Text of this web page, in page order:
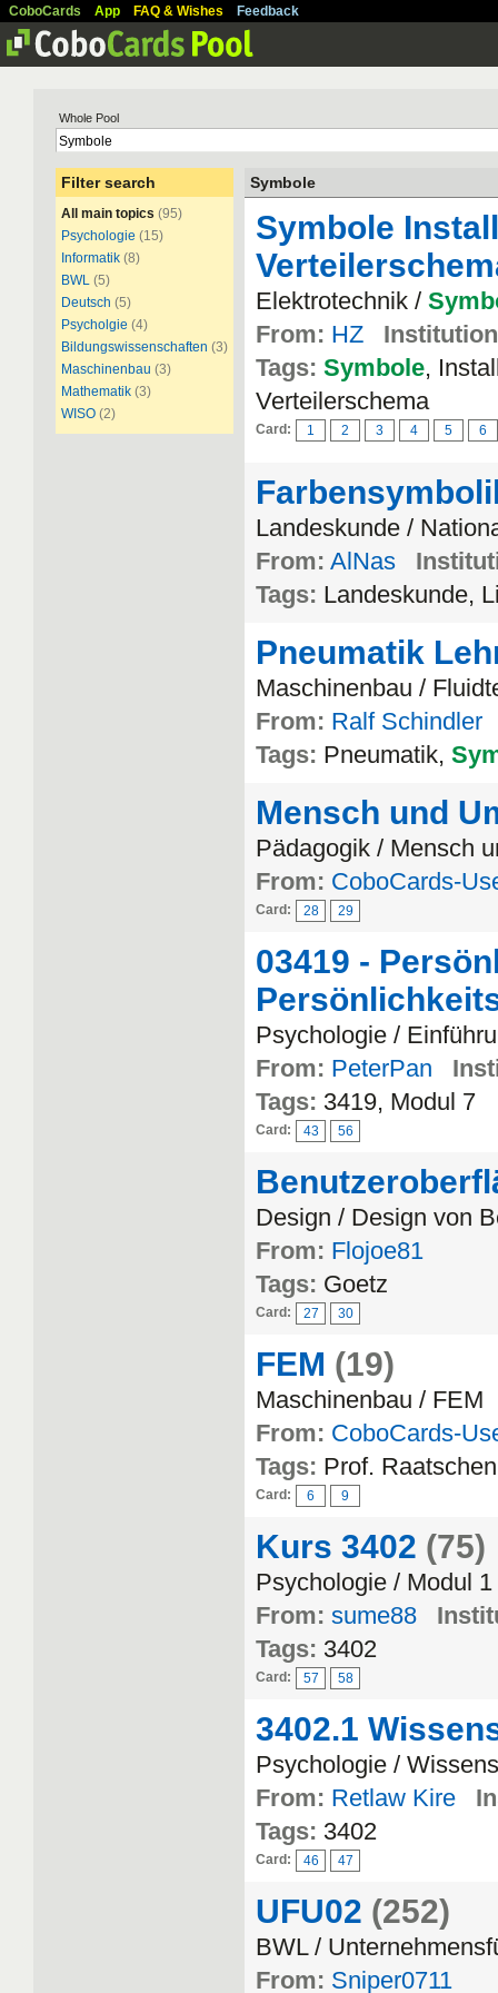
CoboCards App FAQ & Wishes Feedback
Whole Pool
Filter search
All main topics (95)
Psychologie (15)
Informatik (8)
BWL (5)
Deutsch (5)
Psycholgie (4)
Bildungswissenschaften (3)
Maschinenbau (3)
Mathematik (3)
WISO (2)
Symbole
Symbole
Elektrotechnik /
From: HZ
Tags: Symbole,
Verteilerschema
Card: 1 2 3 4 5 6
Landeskunde /
From: AlNas
Tags: Landeskunde,
Pneumatik
Maschinenbau /
From: Ralf Schindler
Tags: Pneumatik,
Mensch und
Pädagogik / Mensch
From: CoboCards-
Card: 28 29
03419 -
Psychologie /
From: PeterPan
Tags: 3419, Modul 7
Card: 43 56
Design / Design von
From: Flojoe81
Tags: Goetz
Card: 27 30
FEM (19)
Maschinenbau / FEM
From: CoboCards-
Tags: Prof. Raatschen
Card: 6 9
Kurs 3402 (75)
Psychologie / Modul 1
From: sume88
Tags: 3402
Card: 57 58
3402.1
Psychologie /
From: Retlaw Kire
Tags: 3402
Card: 46 47
UFU02 (252)
BWL /
From: Sniper0711